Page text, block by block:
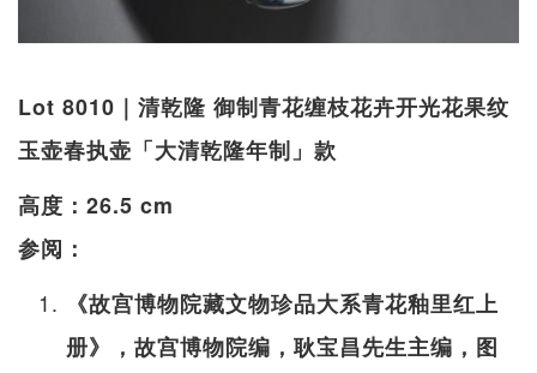
Lot 8010｜清乾隆 御制青花缠枝花卉开光花果纹
玉壶春执壶「大清乾隆年制」款
高度：26.5 cm
参阅：
《故宫博物院藏文物珍品大系青花釉里红上
册》，故宫博物院编，耿宝昌先生主编，图